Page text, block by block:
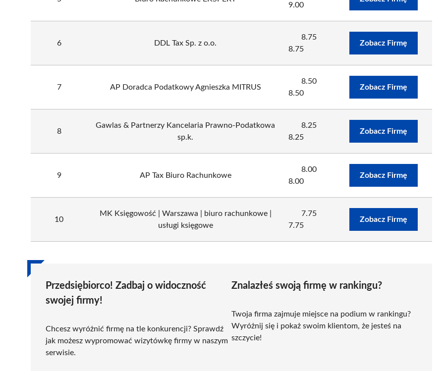
9.00
6 DDL Tax Sp. z o.o.
8.75
8.75
Zobacz Firmę
7 AP Doradca Podatkowy Agnieszka MITRUS
8.50
8.50
Zobacz Firmę
8
Gawlas & Partnerzy Kancelaria Prawno-Podatkowa
sp.k.
8.25
8.25
Zobacz Firmę
9 AP Tax Biuro Rachunkowe
8.00
8.00
Zobacz Firmę
10
MK Księgowość | Warszawa | biuro rachunkowe |
usługi księgowe
7.75
7.75
Zobacz Firmę
Przedsiębiorco! Zadbaj o widoczność
swojej firmy!
Chcesz wyróżnić firmę na tle konkurencji? Sprawdź
jak możesz wypromować wizytówkę firmy w naszym
serwisie.
Znalazłeś swoją firmę w rankingu?
Twoja firma zajmuje miejsce na podium w rankingu?
Wyróżnij się i pokaż swoim klientom, że jesteś na
szczycie!